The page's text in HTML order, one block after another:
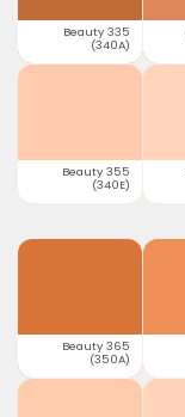
Beauty 335
(340A)
Beauty 355
(340E)
Beauty 365
(350A)